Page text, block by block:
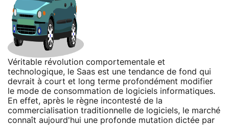
Véritable révolution comportementale et
technologique, le Saas est une tendance de fond qui
devrait à court et long terme profondément modifier
le mode de consommation de logiciels informatiques.
En effet, après le règne incontesté de la
commercialisation traditionnelle de logiciels, le marché
connaît aujourd'hui une profonde mutation dictée par